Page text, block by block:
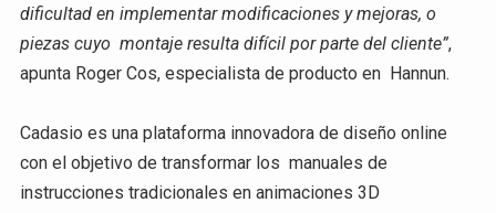
dificultad en implementar modificaciones y mejoras, o
piezas cuyo montaje resulta difícil por parte del cliente”,
apunta Roger Cos, especialista de producto en Hannun.
Cadasio es una plataforma innovadora de diseño online
con el objetivo de transformar los manuales de
instrucciones tradicionales en animaciones 3D